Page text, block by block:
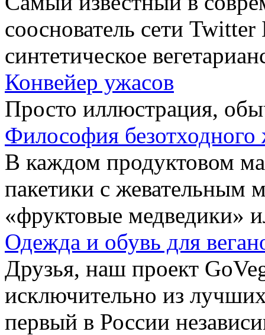
сооснователь сети
синтетическое
Конвейер ужасов
Просто иллюстрация,
Философия безотходного
В каждом продуктовом
пакетики с жевательным
«фруктовые медведики»
Одежда и обувь для
Друзья, наш проект
исключительно из
первый в России